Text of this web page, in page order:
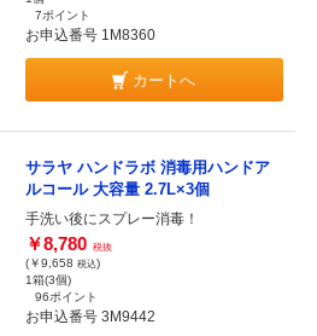
7ポイント
お申込番号 1M8360
カートへ
サラヤ ハンドラボ 消毒用ハンドア
ルコール 大容量 2.7L×3個
手洗い後にスプレー消毒！
￥8,780 税抜
(￥9,658 税込)
1箱(3個)
96ポイント
お申込番号 3M9442